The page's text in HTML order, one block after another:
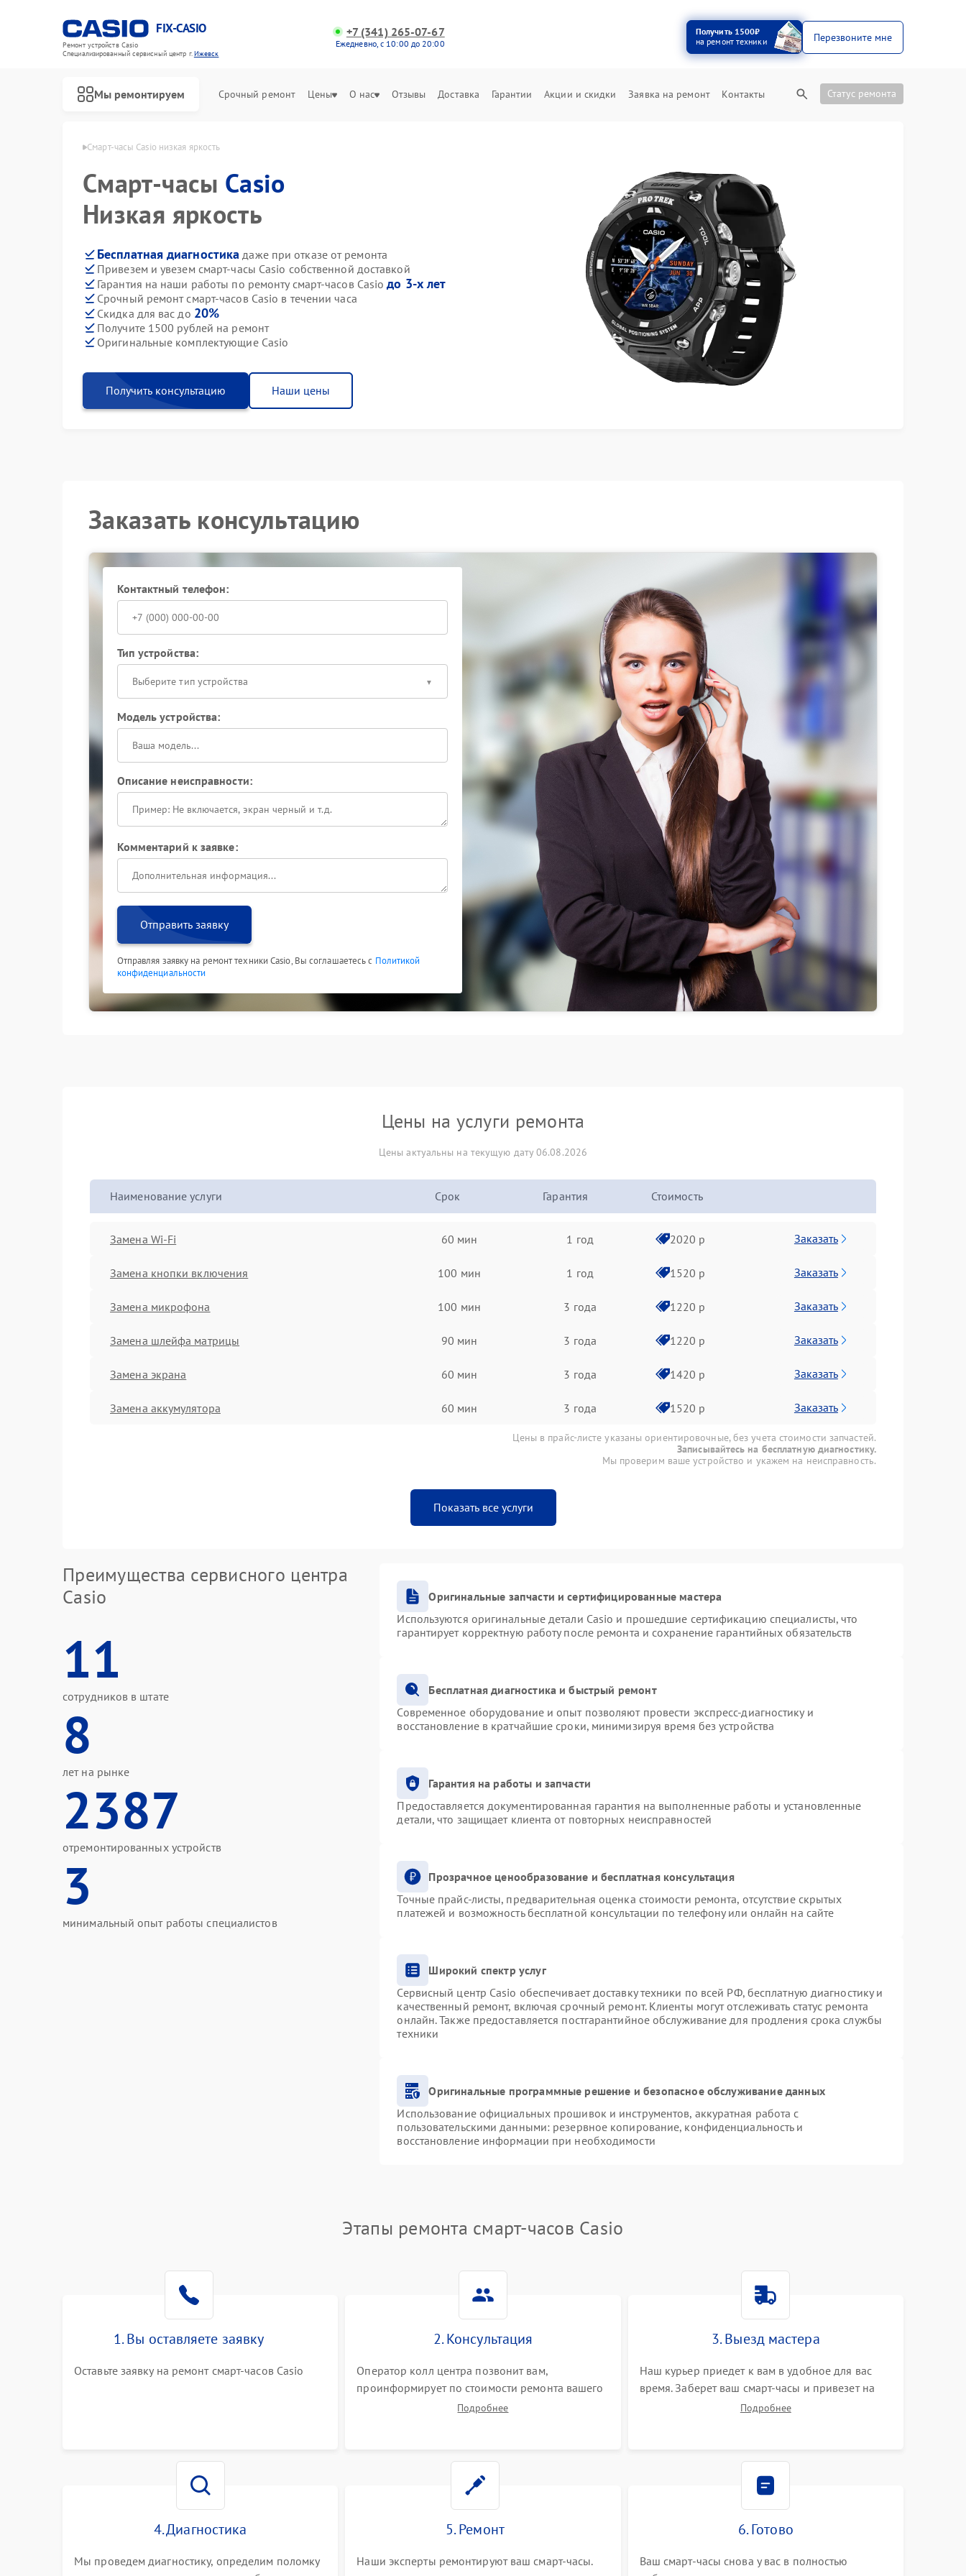
FIX-CASIO
Ремонт устройств Casio
Специализированный cервисный центр г.Ижевск
+7 (341) 265-07-67
Ежедневно, с 10:00 до 20:00
Получить 1500₽
на ремонт техники
Перезвоните мне
Мы ремонтируем Срочный ремонт Цены О нас Отзывы Доставка Гарантии Акции и скидки Заявка на ремонт Контакты Статус ремонта
Casio в Ижевске Смарт-часы Casio низкая яркость
Смарт-часы Casio
Низкая яркость
Бесплатная диагностика даже при отказе от ремонта
Привезем и увезем смарт-часы Casio собственной доставкой
Гарантия на наши работы по ремонту смарт-часов Casioдо 3-х лет
Срочный ремонт смарт-часов Casio в течении часа
Скидка для вас до 20%
Получите 1500 рублей на ремонт
Оригинальные комплектующие Casio
Получить консультацию Наши цены
Заказать консультацию
Контактный телефон:
Тип устройства:
Выберите тип устройства
Модель устройства:
Описание неисправности:
Комментарий к заявке:
Отправить заявку
Отправляя заявку на ремонт техники Casio, Вы соглашаетесь с Политикой
конфиденциальности
Цены на услуги ремонта
Цены актуальны на текущую дату 06.08.2026
Наименование услуги Срок Гарантия Стоимость
Замена Wi-Fi 60 мин 1 год 2020 р Заказать
Замена кнопки включения 100 мин 1 год 1520 р Заказать
Замена микрофона 100 мин 3 года 1220 р Заказать
Замена шлейфа матрицы 90 мин 3 года 1220 р Заказать
Замена экрана 60 мин 3 года 1420 р Заказать
Замена аккумулятора 60 мин 3 года 1520 р Заказать
Цены в прайс-листе указаны ориентировочные, без учета стоимости запчастей.
Записывайтесь на бесплатную диагностику.
Мы проверим ваше устройство и укажем на неисправность.
Показать все услуги
Преимущества сервисного центра
Casio
11
сотрудников в штате
8
лет на рынке
2387
отремонтированных устройств
3
минимальный опыт работы специалистов
Оригинальные запчасти и сертифицированные мастера
Используются оригинальные детали Casio и прошедшие сертификацию специалисты, что
гарантирует корректную работу после ремонта и сохранение гарантийных обязательств
Бесплатная диагностика и быстрый ремонт
Современное оборудование и опыт позволяют провести экспресс-диагностику и
восстановление в кратчайшие сроки, минимизируя время без устройства
Гарантия на работы и запчасти
Предоставляется документированная гарантия на выполненные работы и установленные
детали, что защищает клиента от повторных неисправностей
Прозрачное ценообразование и бесплатная консультация
Точные прайс-листы, предварительная оценка стоимости ремонта, отсутствие скрытых
платежей и возможность бесплатной консультации по телефону или онлайн на сайте
Широкий спектр услуг
Сервисный центр Casio обеспечивает доставку техники по всей РФ, бесплатную диагностику и
качественный ремонт, включая срочный ремонт. Клиенты могут отслеживать статус ремонта
онлайн. Также предоставляется постгарантийное обслуживание для продления срока службы
техники
Оригинальные программные решение и безопасное обслуживание данных
Использование официальных прошивок и инструментов, аккуратная работа с
пользовательскими данными: резервное копирование, конфиденциальность и
восстановление информации при необходимости
Этапы ремонта смарт-часов Casio
1. Вы оставляете заявку
Оставьте заявку на ремонт смарт-часов Casio
2. Консультация
Оператор колл центра позвонит вам,
проинформирует по стоимости ремонта вашего
смарт-часов а также ответит на все ваши
Подробнее
3. Выезд мастера
Наш курьер приедет к вам в удобное для вас
время. Заберет ваш смарт-часы и привезет на
склад для диагностики.Подробнее
4. Диагностика
Мы проведем диагностику, определим поломку
5. Ремонт
Наши эксперты ремонтируют ваш смарт-часы.
6. Готово
Ваш смарт-часы снова у вас в полностью